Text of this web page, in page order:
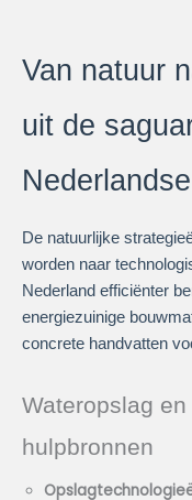
Van natuur
uit de
De natuurlijke
worden naar
Nederland efficiënter
energiezuinige
concrete handvatten
Wateropslag
hulpbronnen